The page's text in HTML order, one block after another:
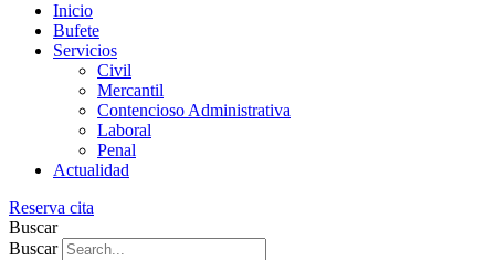
Inicio
Bufete
Servicios
Civil
Mercantil
Contencioso Administrativa
Laboral
Penal
Actualidad
Reserva cita
Buscar
Buscar